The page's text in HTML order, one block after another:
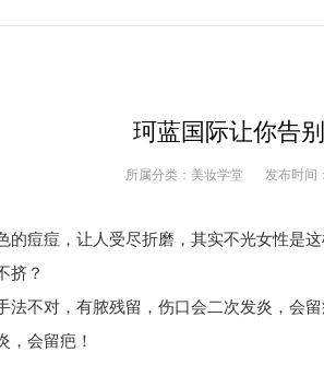
珂蓝国际让你告
所属分类： 美妆学堂 发布时间：
痘痘，让人受尽折磨，其实不光女性是
挤？
不对，有脓残留，伤口会二次发炎，会留
，会留疤！